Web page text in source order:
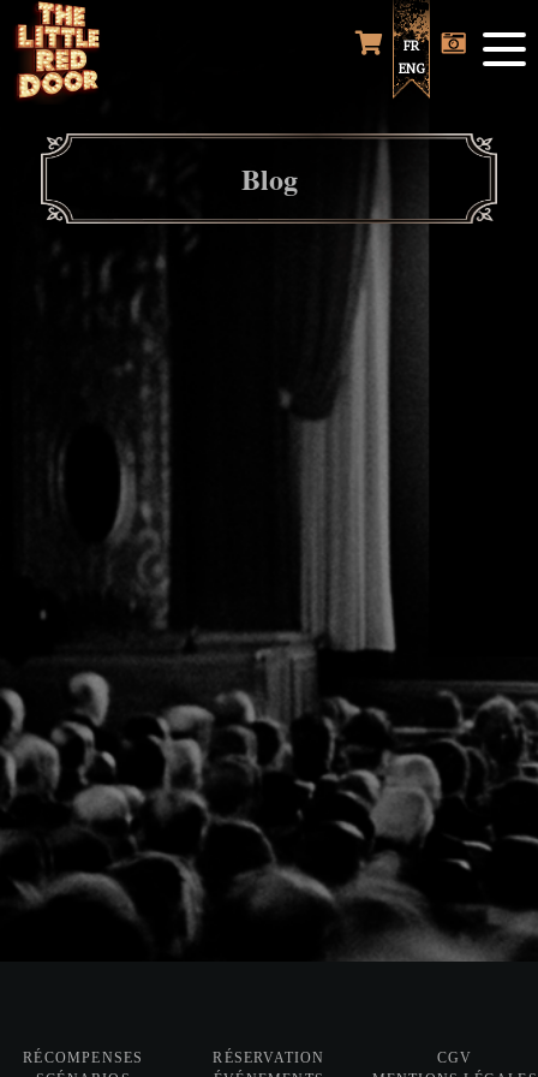
FR
ENG
Blog
RÉCOMPENSES
RÉSERVATION
CGV